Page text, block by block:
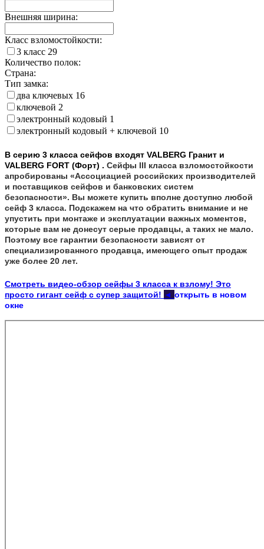
Внешняя ширина:
Класс взломостойкости:
3 класс 29
Количество полок:
Страна:
Тип замка:
два ключевых 16
ключевой 2
электронный кодовый 1
электронный кодовый + ключевой 10
В серию 3 класса сейфов входят VALBERG Гранит и
VALBERG FORT (Форт) . Сейфы III класса взломостойкости
апробированы «Ассоциацией российских производителей
и поставщиков сейфов и банковских систем
безопасности». Вы можете купить вполне доступно любой
сейф 3 класса. Подскажем на что обратить внимание и не
упустить при монтаже и эксплуатации важных моментов,
которые вам не донесут серые продавцы, а таких не мало.
Поэтому все гарантии безопасности зависят от
специализированного продавца, имеющего опыт продаж
уже более 20 лет.
Смотреть видео-обзор сейфы 3 класса к взлому! Это
просто гигант сейф с супер защитой! ◄ открыть в новом
окне